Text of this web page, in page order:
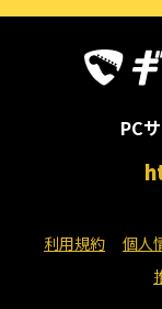
PC
利用規約 個人